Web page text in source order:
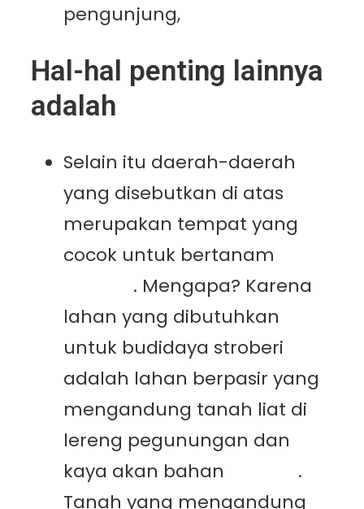
pengunjung,
Hal-hal penting lainnya
adalah
Selain itu daerah-daerah
yang disebutkan di atas
merupakan tempat yang
cocok untuk bertanam
. Mengapa? Karena
lahan yang dibutuhkan
untuk budidaya stroberi
adalah lahan berpasir yang
mengandung tanah liat di
lereng pegunungan dan
kaya akan bahan
.
Tanah yang mengandung